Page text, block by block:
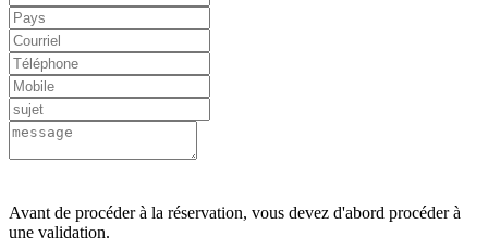
Avant de procéder à la réservation, vous devez d'abord procéder à
une validation.